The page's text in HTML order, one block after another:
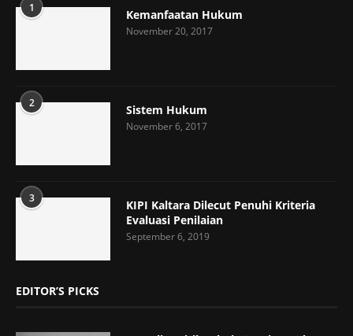
1 Kemanfaatan Hukum
November 20, 2017
2 Sistem Hukum
November 6, 2017
3
KIPI Kaltara Dilecut Penuhi Kriteria
Evaluasi Penilaian
September 6, 2019
EDITOR’S PICKS